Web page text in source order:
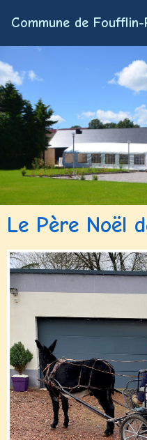
Commune de Foufflin-
Le Père Noël